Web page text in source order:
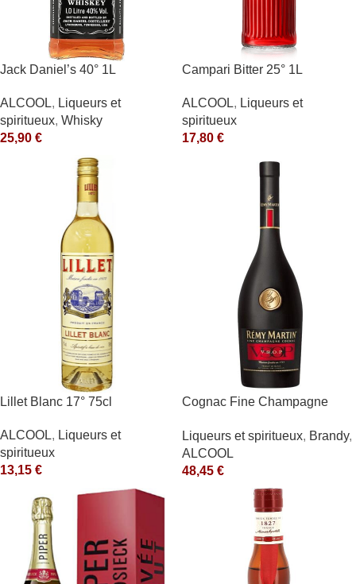
Jack Daniel’s 40° 1L
ALCOOL, Liqueurs et
spiritueux, Whisky
25,90 €
Campari Bitter 25° 1L
ALCOOL, Liqueurs et
spiritueux
17,80 €
Lillet Blanc 17° 75cl
ALCOOL, Liqueurs et
spiritueux
13,15 €
Cognac Fine Champagne
Liqueurs et spiritueux, Brandy,
ALCOOL
48,45 €